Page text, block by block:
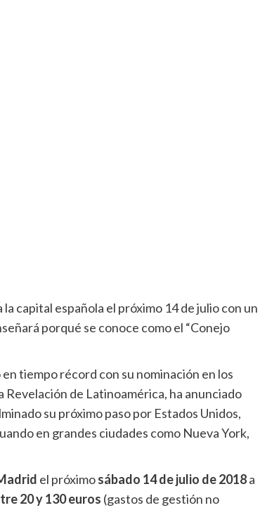
capital española el próximo 14 de julio con un
porqué se conoce como el “Conejo
tiempo récord con su nominación en los
de Latinoamérica, ha anunciado
su próximo paso por Estados Unidos,
en grandes ciudades como Nueva York,
el próximosábado 14 de julio de 2018a
20 y 130 euros (gastos de gestión no